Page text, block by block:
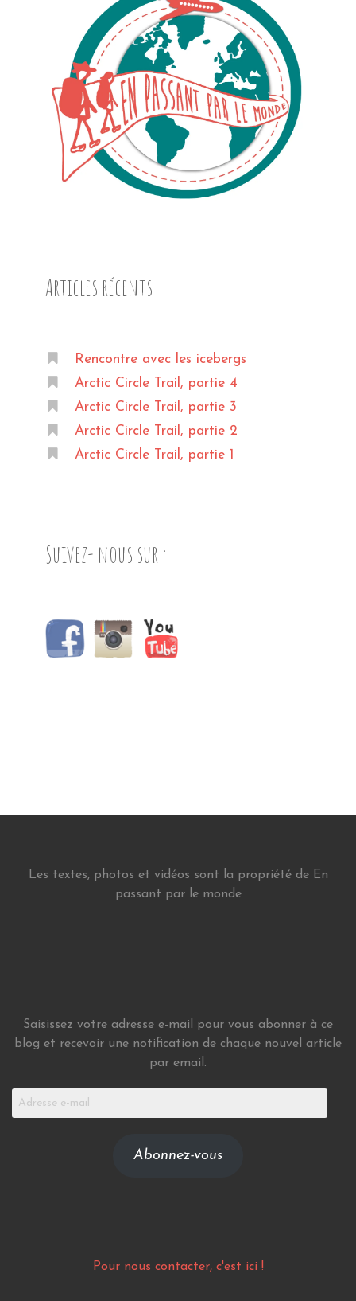
Articles récents
Rencontre avec les icebergs
Arctic Circle Trail, partie 4
Arctic Circle Trail, partie 3
Arctic Circle Trail, partie 2
Arctic Circle Trail, partie 1
Suivez- nous sur :
Les textes, photos et vidéos sont la propriété de En
passant par le monde
Saisissez votre adresse e-mail pour vous abonner à ce
blog et recevoir une notification de chaque nouvel article
par email.
Adresse
Abonnez-vous
Pour nous contacter, c'est ici !